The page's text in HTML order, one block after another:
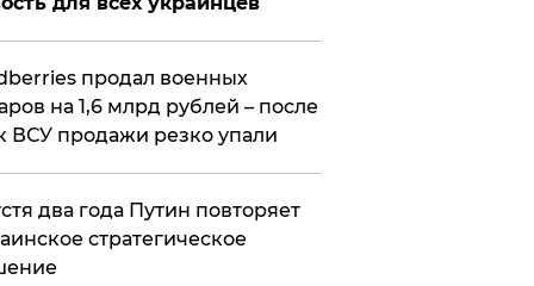
продал военных
на 1,6 млрд рублей – после
ВСУ продажи резко упали
два года Путин повторяет
стратегическое